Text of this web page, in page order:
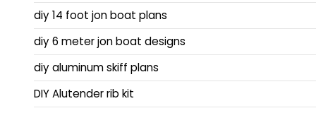
diy 14 foot jon boat plans
diy 6 meter jon boat designs
diy aluminum skiff plans
DIY Alutender rib kit